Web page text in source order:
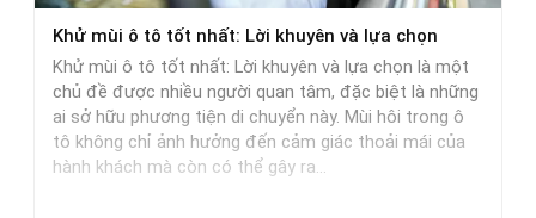
ô
tô:
Giải
pháp
tối
ưu
Khử mùi ô tô tốt nhất: Lời khuyên và lựa chọn
Khử mùi ô tô tốt nhất: Lời khuyên và lựa chọn là một
chủ đề được nhiều người quan tâm, đặc biệt là những
ai sở hữu phương tiện di chuyển này. Mùi hôi trong ô
tô không chỉ ảnh hưởng đến cảm giác thoải mái của
hành khách mà còn có thể gây ra…